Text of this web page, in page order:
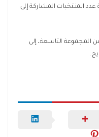
عدد المنتخبات المشاركة إلى
التاسعة، إلى